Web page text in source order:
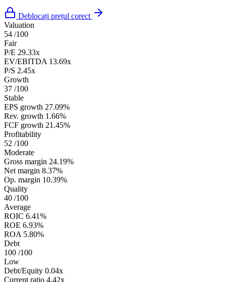
Deblocați prețul corect
Valuation
54 /100
Fair
P/E 29.33x
EV/EBITDA 13.69x
P/S 2.45x
Growth
37 /100
Stable
EPS growth 27.09%
Rev. growth 1.66%
FCF growth 21.45%
Profitability
52 /100
Moderate
Gross margin 24.19%
Net margin 8.37%
Op. margin 10.39%
Quality
40 /100
Average
ROIC 6.41%
ROE 6.93%
ROA 5.80%
Debt
100 /100
Low
Debt/Equity 0.04x
Current ratio 4.42x